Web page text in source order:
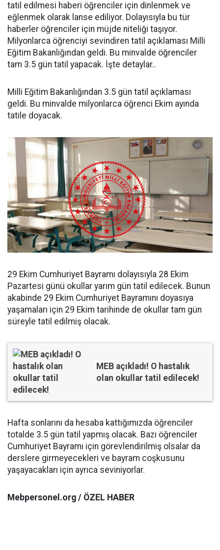
tatil edilmesi haberi öğrenciler için dinlenmek ve
eğlenmek olarak lanse ediliyor. Dolayısıyla bu tür
haberler öğrenciler için müjde niteliği taşıyor.
Milyonlarca öğrenciyi sevindiren tatil açıklaması Milli
Eğitim Bakanlığından geldi. Bu minvalde öğrenciler
tam 3.5 gün tatil yapacak. İşte detaylar..
Milli Eğitim Bakanlığından 3.5 gün tatil açıklaması
geldi. Bu minvalde milyonlarca öğrenci Ekim ayında
tatile doyacak.
29 Ekim Cumhuriyet Bayramı dolayısıyla 28 Ekim
Pazartesi günü okullar yarım gün tatil edilecek. Bunun
akabinde 29 Ekim Cumhuriyet Bayramını doyasıya
yaşamaları için 29 Ekim tarihinde de okullar tam gün
süreyle tatil edilmiş olacak.
MEB açıkladı! O hastalık
olan okullar tatil edilecek!
Hafta sonlarını da hesaba kattığımızda öğrenciler
totalde 3.5 gün tatil yapmış olacak. Bazı öğrenciler
Cumhuriyet Bayramı için görevlendirilmiş olsalar da
derslere girmeyecekleri ve bayram coşkusunu
yaşayacakları için ayrıca seviniyorlar.
Mebpersonel.org / ÖZEL HABER